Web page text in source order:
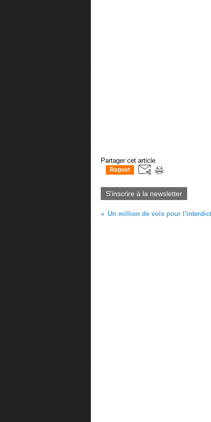
Partager cet article
Repost
S'inscrire à la newsletter
Un million de voix pour